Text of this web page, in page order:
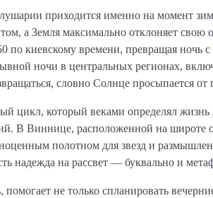
приходится именно на момент
а Земля максимально отклоняет свою
по киевскому времени, превращая ночь с
ночи в центральных регионах,
словно Солнце просыпается от
цикл, который веками определял
В Виннице, расположенной на широте
полотном для звезд и
надежда на рассвет — буквально и
не только спланировать